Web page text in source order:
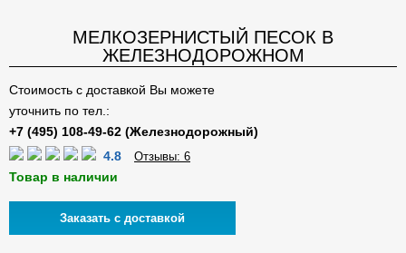
МЕЛКОЗЕРНИСТЫЙ ПЕСОК В
ЖЕЛЕЗНОДОРОЖНОМ
Стоимость с доставкой Вы можете
уточнить по тел.:
4.8 Отзывы: 6
Товар в наличии
Заказать с доставкой